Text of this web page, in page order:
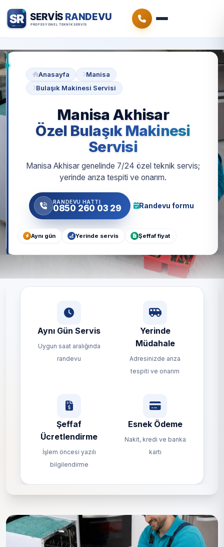
Anasayfa
Manisa
Bulaşık Makinesi Servisi
Manisa Akhisar
Özel Bulaşık Makinesi
Servisi
Manisa Akhisar genelinde 7/24 özel teknik servis;
yerinde arıza tespiti ve onarım.
RANDEVU HATTI
0850 260 03 29 Randevu formu
Aynı gün Yerinde servis Şeffaf fiyat
Aynı Gün Servis
Uygun saat aralığında
randevu
Yerinde
Müdahale
Adresinizde arıza
tespiti ve onarım
Şeffaf
Ücretlendirme
İşlem öncesi yazılı
bilgilendirme
Esnek Ödeme
Nakit, kredi ve banka
kartı